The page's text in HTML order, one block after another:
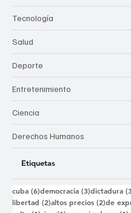
Tecnología
Salud
Deporte
Entretenimiento
Ciencia
Derechos Humanos
Etiquetas
cuba (6)6 entradas
democracia (3)3 entradas
dictadura
libertad (2)2 entradas
altos precios (2)2
de